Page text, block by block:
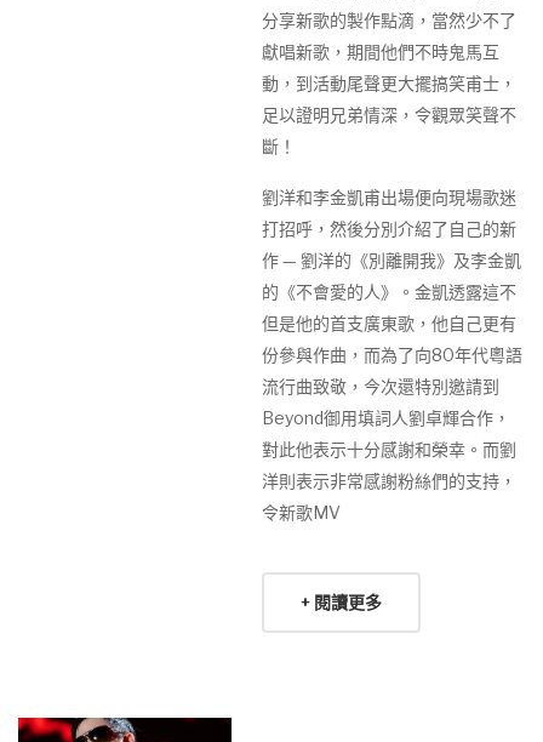
分享新歌的製作點滴，當然少不了
獻唱新歌，期間他們不時鬼馬互
動，到活動尾聲更大擺搞笑甫士，
足以證明兄弟情深，令觀眾笑聲不
斷！
劉洋和李金凱甫出場便向現場歌迷
打招呼，然後分別介紹了自己的新
作 — 劉洋的《別離開我》及李金凱
的《不會愛的人》。金凱透露這不
但是他的首支廣東歌，他自己更有
份參與作曲，而為了向80年代粵語
流行曲致敬，今次還特別邀請到
Beyond御用填詞人劉卓輝合作，
對此他表示十分感謝和榮幸。而劉
洋則表示非常感謝粉絲們的支持，
令新歌MV
+ 閱讀更多